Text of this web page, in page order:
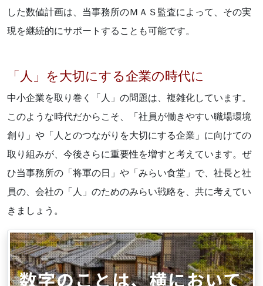
した数値計画は、当事務所のＭＡＳ監査によって、その実
現を継続的にサポートすることも可能です。
「人」を大切にする企業の時代に
中小企業を取り巻く「人」の問題は、複雑化しています。
このような時代だからこそ、「社員が働きやすい職場環境
創り」や「人とのつながりを大切にする企業」に向けての
取り組みが、今後さらに重要性を増すと考えています。ぜ
ひ当事務所の「将軍の日」や「みらい食堂」で、社長と社
員の、会社の「人」のためのみらい戦略を、共に考えてい
きましょう。